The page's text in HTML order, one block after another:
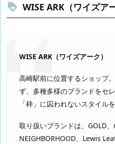
WISE ARK（ワイズア
WISE ARK（ワイズアーク）
高崎駅前に位置するショップ
ず、多種多様のブランドをセレ
「枠」に囚われないスタイル
取り扱いブランドは、GOLD、
NEIGHBORHOOD、Lewis